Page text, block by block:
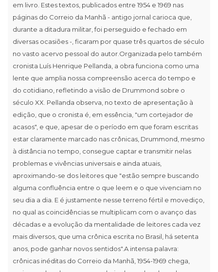
em livro. Estes textos, publicados entre 1954 e 1969 nas
páginas do Correio da Manhã - antigo jornal carioca que,
durante a ditadura militar, foi perseguido e fechado em
diversas ocasiões -, ficaram por quase três quartos de século
no vasto acervo pessoal do autor.Organizada pelo também
cronista Luís Henrique Pellanda, a obra funciona como uma
lente que amplia nossa compreensão acerca do tempo e
do cotidiano, refletindo a visão de Drummond sobre o
século XX. Pellanda observa, no texto de apresentação à
edição, que o cronista é, em essência, "um cortejador de
acasos", e que, apesar de o período em que foram escritas
estar claramente marcado nas crônicas, Drummond, mesmo
à distância no tempo, consegue captar e transmitir nelas
problemas e vivências universais e ainda atuais,
aproximando-se dos leitores que "estão sempre buscando
alguma confluência entre o que leem e o que vivenciam no
seu dia a dia. E é justamente nesse terreno fértil e movediço,
no qual as coincidências se multiplicam com o avanço das
décadas e a evolução da mentalidade de leitores cada vez
mais diversos, que uma crônica escrita no Brasil, há setenta
anos, pode ganhar novos sentidos".A intensa palavra:
crônicas inéditas do Correio da Manhã, 1954-1969 chega,